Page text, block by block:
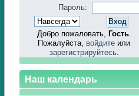
Пароль:
Добро пожаловать, Гость.
Пожалуйста, войдите или
зарегистрируйтесь.
Наш календарь